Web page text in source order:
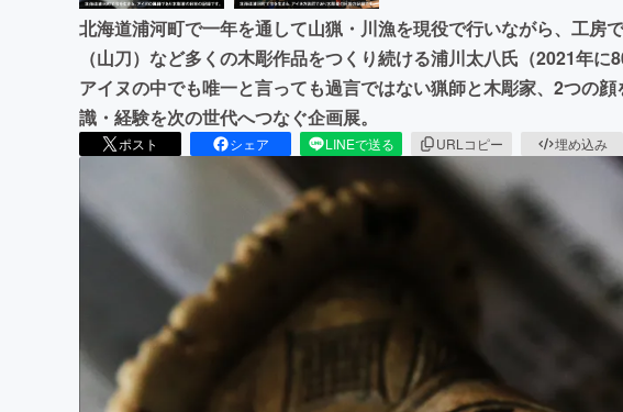
北海道浦河町で一年を通して山猟・川漁を現役で行いながら、工房
（山刀）など多くの木彫作品をつくり続ける浦川太八氏（2021年
アイヌの中でも唯一と言っても過言ではない猟師と木彫家、2つの
識・経験を次の世代へつなぐ企画展。
ポスト シェア LINEで送る URLコピー 埋め込み